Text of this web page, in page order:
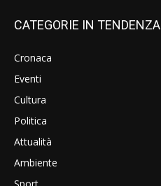
CATEGORIE IN TENDENZA
Cronaca
Eventi
Cultura
Politica
Attualità
Ambiente